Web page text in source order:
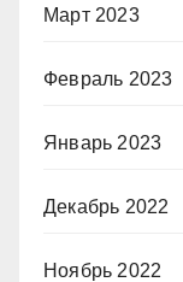
Март 2023
Февраль 2023
Январь 2023
Декабрь 2022
Ноябрь 2022